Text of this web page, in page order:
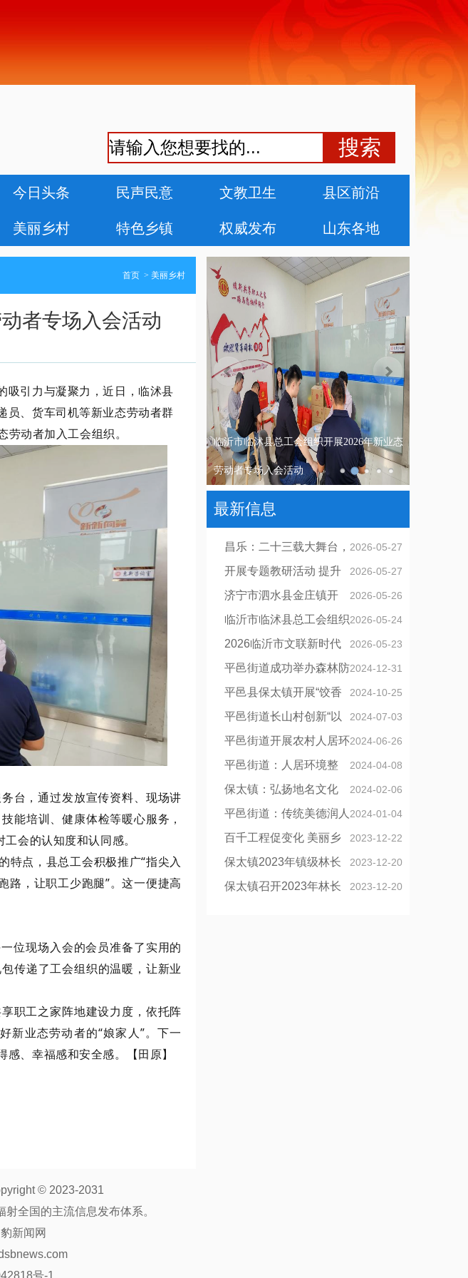
今日头条 民声民意 文教卫生 县区前沿
美丽乡村 特色乡镇 权威发布 山东各地
首页 > 美丽乡村
者专场入会活动
吸引力与凝聚力，近日，临沭县
员、货车司机等新业态劳动者群
劳动者加入工会组织。
台，通过发放宣传资料、现场讲
能培训、健康体检等暖心服务，
会的认知度和认同感。
特点，县总工会积极推广“指尖入
路，让职工少跑腿”。这一便捷高
位现场入会的会员准备了实用的
传递了工会组织的温暖，让新业
职工之家阵地建设力度，依托阵
新业态劳动者的“娘家人”。下一
、幸福感和安全感。【田原】
临沂市临沭县总工会组织开展2026年新业态
劳动者专场入会活动
最新信息
2026-05-27
昌乐：二十三载大舞台，
文化惠民润心田
2026-05-27
开展专题教研活动 提升
保教工作实效性
2026-05-26
济宁市泗水县金庄镇开
展“弘扬劳模精神，传承榜样力量”宣
讲活动
2026-05-24
临沂市临沭县总工会组织
开展2026年新业态劳动者专场入会
活动
2026-05-23
2026临沂市文联新时代
文明实践文艺志愿服务主题活动正
式启动
2024-12-31
平邑街道成功举办森林防
火演练暨应急救援能力提升活动
2024-10-25
平邑县保太镇开展“饺香
四溢暖人心 幸福食堂享幸福”志愿服
务活动
2024-07-03
平邑街道长山村创新“以
灯养灯”管养新模式，点亮了乡村振
兴路
2024-06-26
平邑街道开展农村人居环
境集中整治行动
2024-04-08
平邑街道：人居环境整
治“见实效”乡村“颜值”再提升2024-02-06
保太镇：弘扬地名文化
记住美丽乡愁
2024-01-04
平邑街道：传统美德润人
心 “美在农家”好家风
2023-12-22
百千工程促变化 美丽乡
村共发展
2023-12-20
保太镇2023年镇级林长
制会议
2023-12-20
保太镇召开2023年林长
© 2023-2031
全国的主流信息发布体系。
新闻网